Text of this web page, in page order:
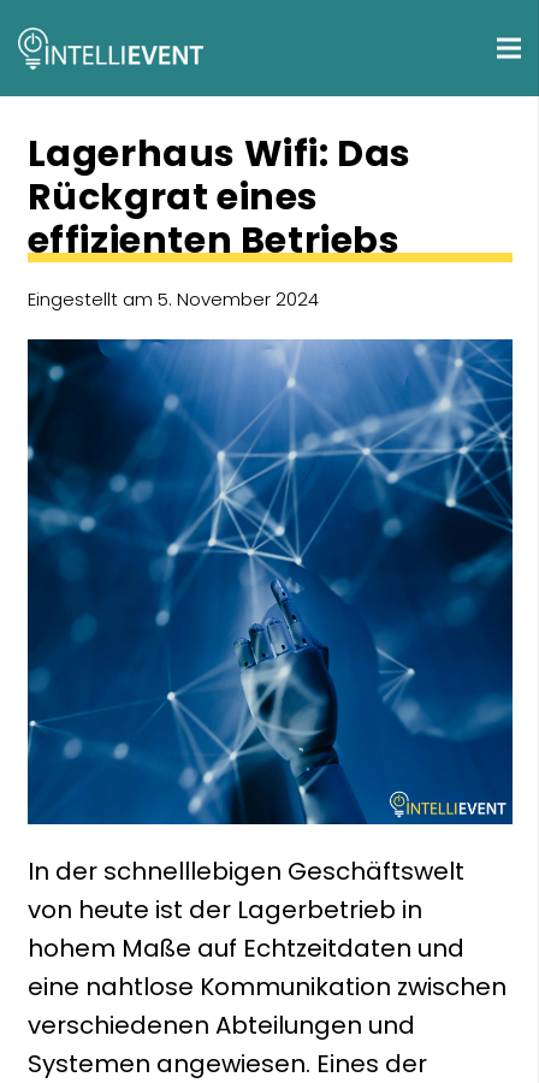
Lagerhaus Wifi: Das
Rückgrat eines
effizienten Betriebs
Eingestellt am 5. November 2024
In der schnelllebigen Geschäftswelt
von heute ist der Lagerbetrieb in
hohem Maße auf Echtzeitdaten und
eine nahtlose Kommunikation zwischen
verschiedenen Abteilungen und
Systemen angewiesen. Eines der